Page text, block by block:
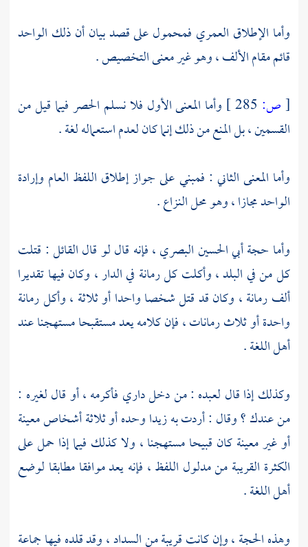
وأما الإطلاق العمري فمحمول على قصد بيان أن ذلك الواحد
قائم مقام الألف ، وهو غير معنى التخصيص .
[ص:
وأما المعنى الأول فلا نسلم الحصر فيما قيل من
القسمين ، بل المنع من ذلك إنما كان لعدم استعماله لغة .
وأما المعنى الثاني : فمبني على جواز إطلاق اللفظ العام وإرادة
الواحد مجازا ، وهو محل النزاع .
وأما حجةأبي الحسين البصري، فإنه قال لو قال القائل : قتلت
كل من في البلد ، وأكلت كل رمانة في الدار ، وكان فيها تقديرا
ألف رمانة ، وكان قد قتل شخصا واحدا أو ثلاثة ، وأكل رمانة
واحدة أو ثلاث رمانات ، فإن كلامه يعد مستقبحا مستهجنا عند
أهل اللغة .
وكذلك إذا قال لعبده : من دخل داري فأكرمه ، أو قال لغيره :
من عندك ؟ وقال : أردت به زيدا وحده أو ثلاثة أشخاص معينة
أو غير معينة كان قبيحا مستهجنا ، ولا كذلك فيما إذا حمل على
الكثرة القريبة من مدلول اللفظ ، فإنه يعد موافقا مطابقا لوضع
أهل اللغة .
وهذه الحجة ، وإن كانت قريبة من السداد ، وقد قلده فيها جماعة